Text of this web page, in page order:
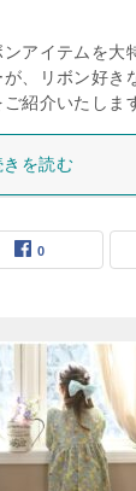
ンアイテムを
、リボン好き
紹介いたしま
きを読む
0